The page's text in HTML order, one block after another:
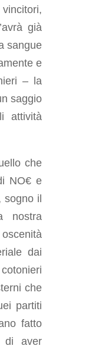
già
sangue
e
– la
saggio
attività
che
NO€ e
il
nostra
dai
che
partiti
fatto
di aver